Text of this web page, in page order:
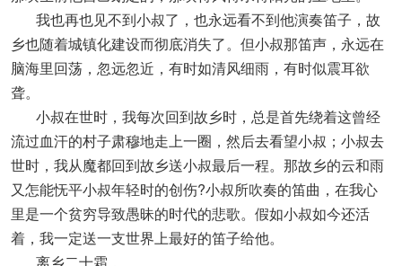
我也再也见不到小叔了，也永远看不到他演奏笛子，故
乡也随着城镇化建设而彻底消失了。但小叔那笛声，永远在
脑海里回荡，忽远忽近，有时如清风细雨，有时似震耳欲
聋。
小叔在世时，我每次回到故乡时，总是首先绕着这曾经
流过血汗的村子肃穆地走上一圈，然后去看望小叔；小叔去
世时，我从魔都回到故乡送小叔最后一程。那故乡的云和雨
又怎能怃平小叔年轻时的创伤?小叔所吹奏的笛曲，在我心
里是一个贫穷导致愚昧的时代的悲歌。假如小叔如今还活
着，我一定送一支世界上最好的笛子给他。